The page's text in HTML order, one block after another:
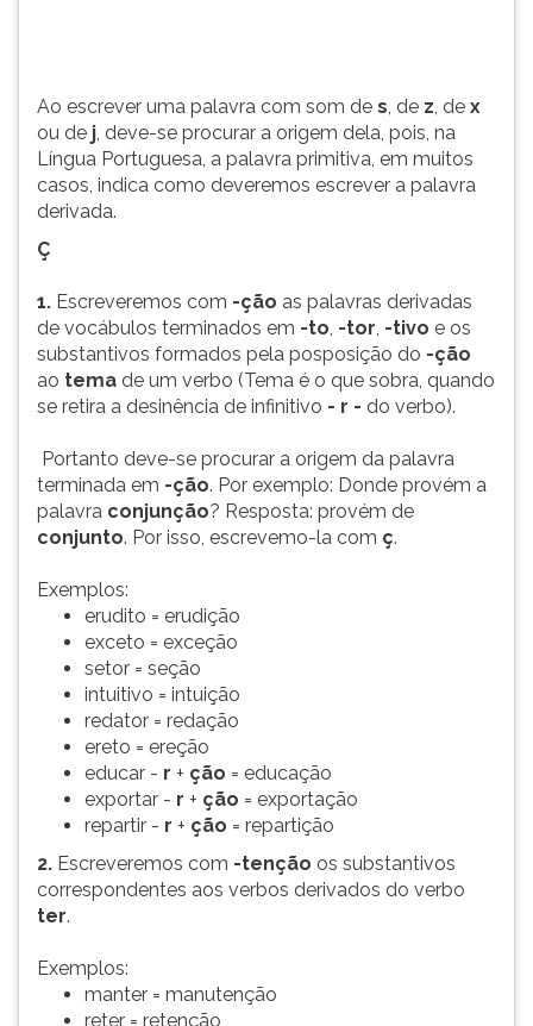
Língua
Portuguesa,
palavra
muitos...
pausar
leitura
tecla
esquerda
continuar
pressione
(primeira
principal
pressione
tecla
depois
Pressione
Ao escrever uma palavra com som de s, de z, de x
ou de j, deve-se procurar a origem dela, pois, na
Língua Portuguesa, a palavra primitiva, em muitos
casos, indica como deveremos escrever a palavra
derivada.
Ç
1. Escreveremos com -ção as palavras derivadas
de vocábulos terminados em -to, -tor, -tivo e os
substantivos formados pela posposição do -ção
ao tema de um verbo (Tema é o que sobra, quando
se retira a desinência de infinitivo - r - do verbo).
Portanto deve-se procurar a origem da palavra
terminada em -ção. Por exemplo: Donde provém a
palavra conjunção? Resposta: provém de
conjunto. Por isso, escrevemo-la com ç.
Exemplos:
erudito = erudição
exceto = exceção
setor = seção
intuitivo = intuição
redator = redação
ereto = ereção
educar - r + ção = educação
exportar - r + ção = exportação
repartir - r + ção = repartição
2. Escreveremos com -tenção os substantivos
correspondentes aos verbos derivados do verbo
ter.
Exemplos:
manter = manutenção
reter = retenção